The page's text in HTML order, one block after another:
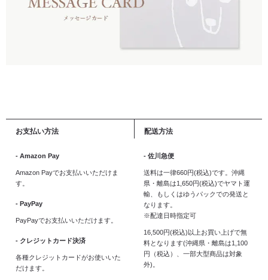
お支払い方法
- Amazon Pay
Amazon Payでお支払いいただけま
す。
- PayPay
PayPayでお支払いいただけます。
- クレジットカード決済
各種クレジットカードがお使いいた
だけます。
配送方法
- 佐川急便
送料は一律660円(税込)です。沖縄
県・離島は1,650円(税込)でヤマト運
輸、もしくはゆうパックでの発送と
なります。
※配達日時指定可
16,500円(税込)以上お買い上げで無
料となります(沖縄県・離島は1,100
円（税込）、一部大型商品は対象
外)。